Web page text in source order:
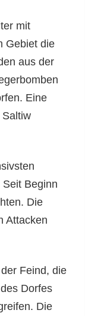
mit
Gebiet die
aus der
Eine
Beginn
Die
Attacken
Feind, die
Dorfes
Die